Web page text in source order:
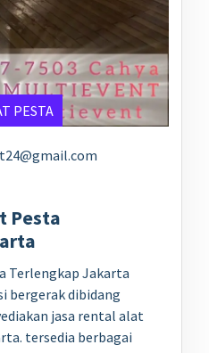
PESTA
Pesta
Terlengkap Jakarta
bergerak dibidang
jasa rental alat
tersedia berbagai